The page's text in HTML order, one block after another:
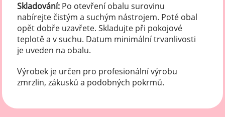
Skladování: Po otevření obalu surovinu
nabírejte čistým a suchým nástrojem. Poté obal
opět dobře uzavřete. Skladujte při pokojové
teplotě a v suchu. Datum minimální trvanlivosti
je uveden na obalu.
Výrobek je určen pro profesionální výrobu
zmrzlin, zákusků a podobných pokrmů.